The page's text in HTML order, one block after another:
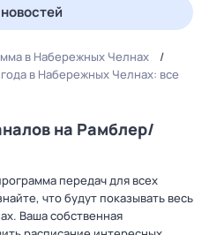
в Набережных Челнах
в Набережных Челнах: все
на Рамблер/
передач для всех
что будут показывать весь
Ваша собственная